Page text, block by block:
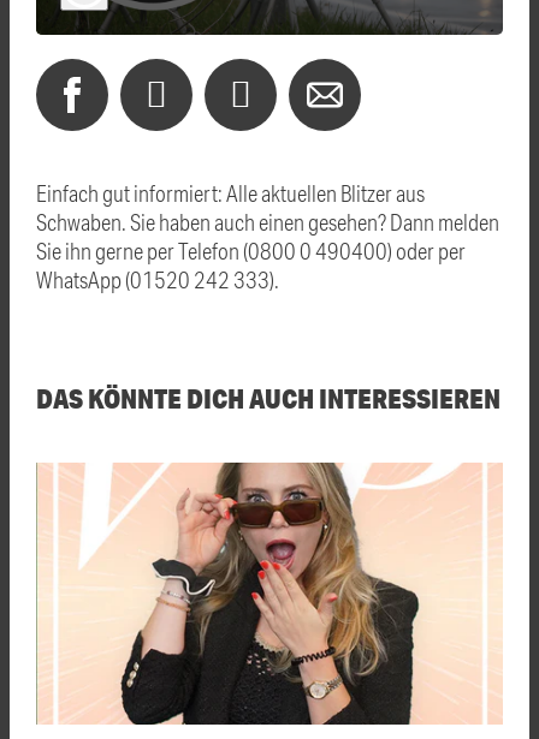
Einfach gut informiert: Alle aktuellen Blitzer aus
Schwaben. Sie haben auch einen gesehen? Dann melden
Sie ihn gerne per Telefon (0800 0 490400) oder per
WhatsApp (01520 242 333).
DAS KÖNNTE DICH AUCH INTERESSIEREN